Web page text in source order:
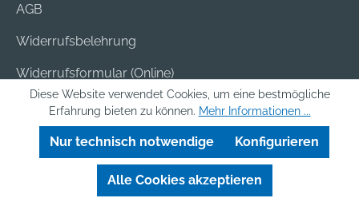
AGB
Widerrufsbelehrung
Widerrufsformular (Online)
Versand & Bezahlung
Batterieentsorgung
Diese Website verwendet Cookies, um eine bestmögliche
Erfahrung bieten zu können. Mehr Informationen ...
Nur technisch notwendige Konfigurieren
Alle Cookies akzeptieren